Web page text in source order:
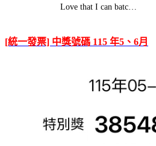
Love that I can batc…
[統一發票] 中獎號碼 115 年5、6月